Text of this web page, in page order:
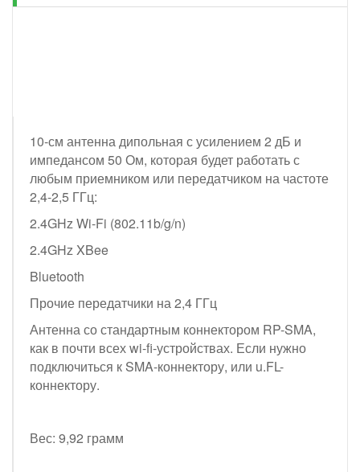
10-см антенна дипольная с усилением 2 дБ и
импедансом 50 Ом, которая будет работать с
любым приемником или передатчиком на частоте
2,4-2,5 ГГц:
2.4GHz Wi-Fi (802.11b/g/n)
2.4GHz XBee
Bluetooth
Прочие передатчики на 2,4 ГГц
Антенна со стандартным коннектором RP-SMA,
как в почти всех wi-fi-устройствах. Если нужно
подключиться к SMA-коннектору, или u.FL-
коннектору.
Вес: 9,92 грамм